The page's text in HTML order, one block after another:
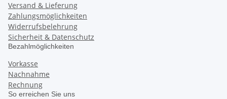
Versand & Lieferung
Zahlungsmöglichkeiten
Widerrufsbelehrung
Sicherheit & Datenschutz
Bezahlmöglichkeiten
Vorkasse
Nachnahme
Rechnung
So erreichen Sie uns